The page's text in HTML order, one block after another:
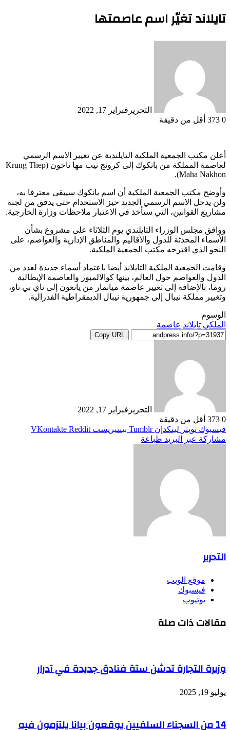
تايلاند تغيّر اسم عاصمتها
التحرير فبراير 17, 2022
0
أقل من دقيقة
أعلن مكتب الجمعية الملكية التايلندية عن تغيير الاسم الرسمي
لعاصمة المملكة من بانكوك إلى كرونج ثيب مها ناخون (Krung Thep
Maha Nakhon).
وأوضح مكتب الجمعية الملكية أن اسم بانكوك سيبقى معترفا به،
ولن يدخل الاسم الرسمي الجديد حيز الاستخدام حتى يدقق من لجنة
مشاريع القوانين، التي ستأخذ في الاعتبار ملاحظات وزارة الخارجية.
ووافق مجلس الوزراء التايلندي يوم الثلاثاء على مشروع بشأن
الأسماء المحدثة للدول والأقاليم والمناطق الإدارية والعواصم، على
النحو الذي اقترحه مكتب الجمعية الملكية.
وقامت الجمعية الملكية التايلاند أيضا باعتماد أسماء جديدة لعدد من
الدول والعواصم حول العالم، بينها كوالالمبور والعاصمة الإيطالية
روما، بالإضافة إلى تغيير عاصمة ميانمار من يانغون إلى ناي بي تاو،
وتغيير مملكة نيبال إلى جمهورية نيبال الديمقراطية الفدرالية.
الوسوم
الملكي تايلاند عاصمة
Copy URL
التحرير فبراير 17, 2022
0
أقل من دقيقة
فيسبوك تويتر لينكدإن بينتيريست
مشاركة عبر البريد طباعة
التحرير
موقع الويب
فيسبوك
يوتيوب
مقالات ذات صلة
وزيرة التجارة تدشن ستة فنادق جديدة في آدرار
يوليو 19, 2025
14 من السجناء السلفيين يوقعون بيانا يلتزمون فيه